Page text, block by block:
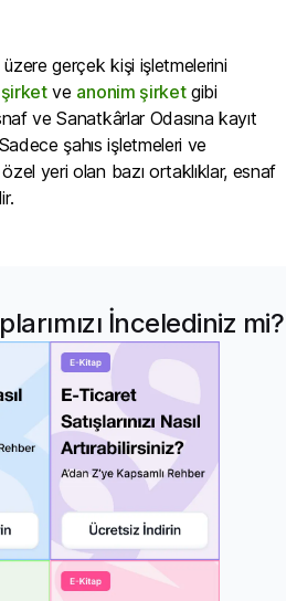
üzere gerçek kişi işletmelerini
ve anonim şirketgibi
ve Sanatkârlar Odasına kayıt
şahıs işletmeleri ve
yeri olan bazı ortaklıklar, esnaf
İncelediniz mi?